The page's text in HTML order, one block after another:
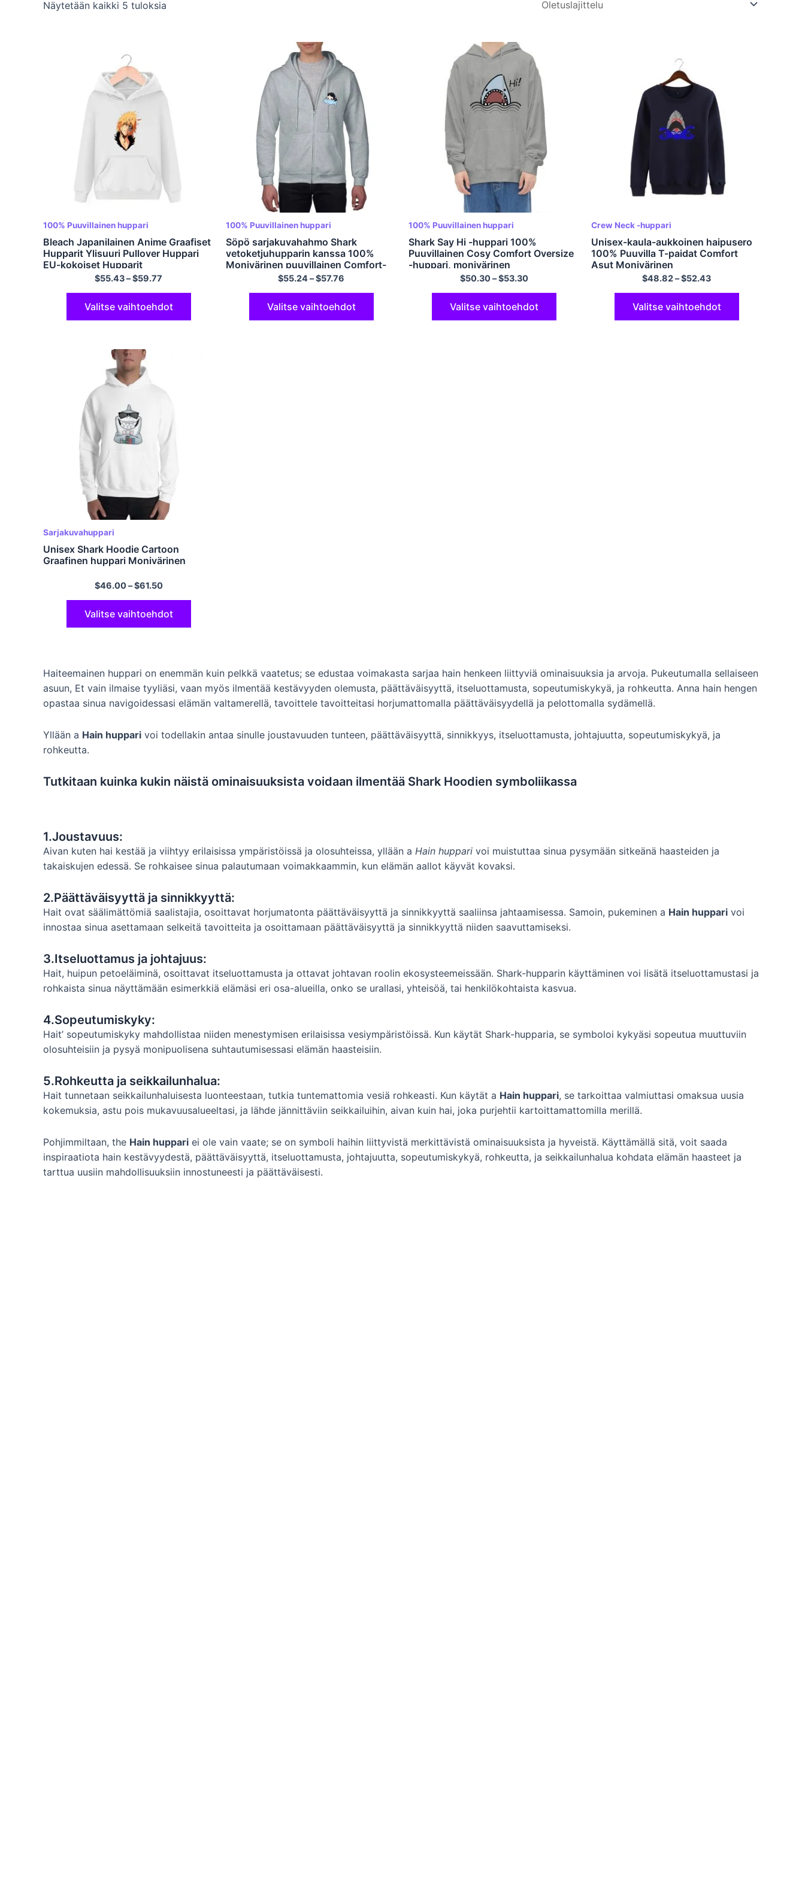
Näytetään kaikki 5 tuloksia
100% Puuvillainen huppari
Bleach Japanilainen Anime Graafiset
Hupparit Ylisuuri Pullover Huppari
EU-kokoiset Hupparit
Polyesterihupparit Moniväriset
$55.43–$59.77
Valitse vaihtoehdot
100% Puuvillainen huppari
Söpö sarjakuvahahmo Shark
vetoketjuhupparin kanssa 100%
Monivärinen puuvillainen Comfort-
$55.24–$57.76
Valitse vaihtoehdot
100% Puuvillainen huppari
Shark Say Hi -huppari 100%
Puuvillainen Cosy Comfort Oversize
-huppari, monivärinen
$50.30–$53.30
Valitse vaihtoehdot
Crew Neck -huppari
Unisex-kaula-aukkoinen haipusero
100% Puuvilla T-paidat Comfort
Asut Monivärinen
$48.82–$52.43
Valitse vaihtoehdot
Sarjakuvahuppari
Unisex Shark Hoodie Cartoon
Graafinen huppari Monivärinen
$46.00–$61.50
Valitse vaihtoehdot
Haiteemainen huppari on enemmän kuin pelkkä vaatetus; se edustaa voimakasta sarjaa hain henkeen liittyviä ominaisuuksia ja arvoja. Pukeutumalla sellaiseen
asuun, Et vain ilmaise tyyliäsi, vaan myös ilmentää kestävyyden olemusta, päättäväisyyttä, itseluottamusta, sopeutumiskykyä, ja rohkeutta. Anna hain hengen
opastaa sinua navigoidessasi elämän valtamerellä, tavoittele tavoitteitasi horjumattomalla päättäväisyydellä ja pelottomalla sydämellä.
Yllään a Hain huppari voi todellakin antaa sinulle joustavuuden tunteen, päättäväisyyttä, sinnikkyys, itseluottamusta, johtajuutta, sopeutumiskykyä, ja
rohkeutta.
Tutkitaan kuinka kukin näistä ominaisuuksista voidaan ilmentää Shark Hoodien symboliikassa
1.Joustavuus:
Aivan kuten hai kestää ja viihtyy erilaisissa ympäristöissä ja olosuhteissa, yllään a Hain huppari voi muistuttaa sinua pysymään sitkeänä haasteiden ja
takaiskujen edessä. Se rohkaisee sinua palautumaan voimakkaammin, kun elämän aallot käyvät kovaksi.
2.Päättäväisyyttä ja sinnikkyyttä:
Hait ovat säälimättömiä saalistajia, osoittavat horjumatonta päättäväisyyttä ja sinnikkyyttä saaliinsa jahtaamisessa. Samoin, pukeminen a Hain huppari voi
innostaa sinua asettamaan selkeitä tavoitteita ja osoittamaan päättäväisyyttä ja sinnikkyyttä niiden saavuttamiseksi.
3.Itseluottamus ja johtajuus:
Hait, huipun petoeläiminä, osoittavat itseluottamusta ja ottavat johtavan roolin ekosysteemeissään. Shark-hupparin käyttäminen voi lisätä itseluottamustasi ja
rohkaista sinua näyttämään esimerkkiä elämäsi eri osa-alueilla, onko se urallasi, yhteisöä, tai henkilökohtaista kasvua.
4.Sopeutumiskyky:
Hait’ sopeutumiskyky mahdollistaa niiden menestymisen erilaisissa vesiympäristöissä. Kun käytät Shark-hupparia, se symboloi kykyäsi sopeutua muuttuviin
olosuhteisiin ja pysyä monipuolisena suhtautumisessasi elämän haasteisiin.
5.Rohkeutta ja seikkailunhalua:
Hait tunnetaan seikkailunhaluisesta luonteestaan, tutkia tuntemattomia vesiä rohkeasti. Kun käytät a Hain huppari, se tarkoittaa valmiuttasi omaksua uusia
kokemuksia, astu pois mukavuusalueeltasi, ja lähde jännittäviin seikkailuihin, aivan kuin hai, joka purjehtii kartoittamattomilla merillä.
Pohjimmiltaan, the Hain huppari ei ole vain vaate; se on symboli haihin liittyvistä merkittävistä ominaisuuksista ja hyveistä. Käyttämällä sitä, voit saada
inspiraatiota hain kestävyydestä, päättäväisyyttä, itseluottamusta, johtajuutta, sopeutumiskykyä, rohkeutta, ja seikkailunhalua kohdata elämän haasteet ja
tarttua uusiin mahdollisuuksiin innostuneesti ja päättäväisesti.